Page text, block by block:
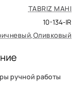
TABRIZ MAHI
10-134-IR
,Оливковый
ручной работы